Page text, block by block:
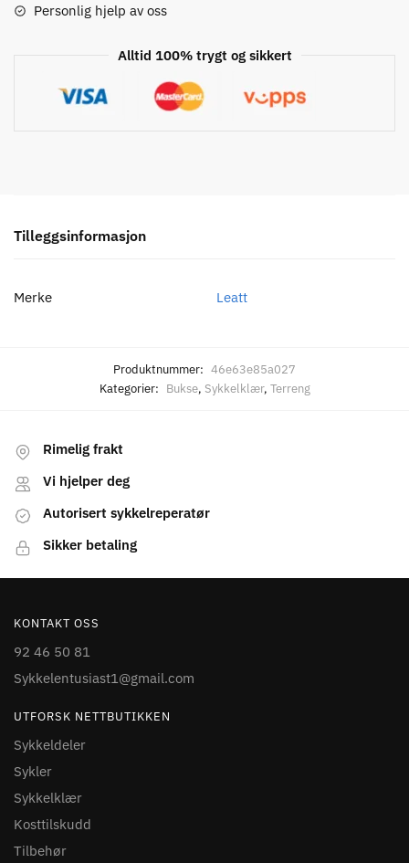
Personlig hjelp av oss
Alltid 100% trygt og sikkert
Tilleggsinformasjon
Merke Leatt
Produktnummer: 46e63e85a027
Kategorier: Bukse, Sykkelklær, Terreng
Rimelig frakt
Vi hjelper deg
Autorisert sykkelreperatør
Sikker betaling
KONTAKT OSS
92 46 50 81
Sykkelentusiast1@gmail.com
UTFORSK NETTBUTIKKEN
Sykkeldeler
Sykler
Sykkelklær
Kosttilskudd
Tilbehør